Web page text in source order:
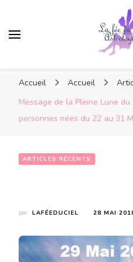
Accueil Accueil
Message de la Pleine Lune
personnes nées du 22 au 31
ARTICLES RÉCENTS
par LAFÉEDUCIEL 28 MAI